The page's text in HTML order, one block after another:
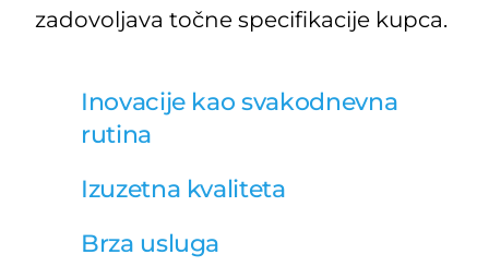
zadovoljava točne specifikacije kupca.
Inovacije kao svakodnevna
rutina
Izuzetna kvaliteta
Brza usluga